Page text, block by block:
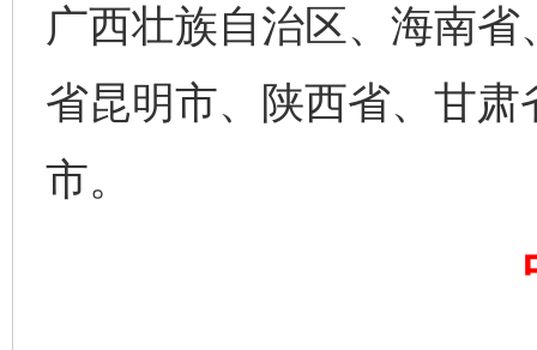
广西壮族自治区、海南
省昆明市、陕西省、甘
市。
一纸欠